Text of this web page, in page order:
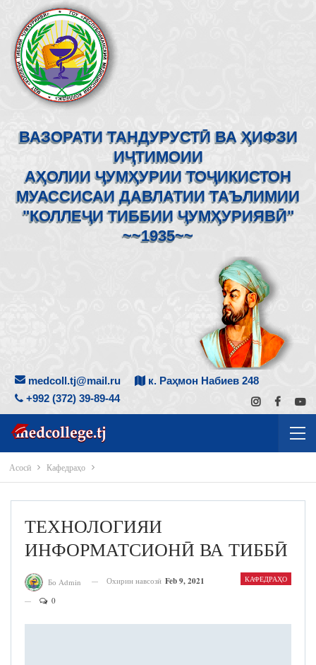
ВАЗОРАТИ ТАНДУРУСТӢ ВА ҲИФЗИ
ИҶТИМОИИ
АҲОЛИИ ҶУМҲУРИИ ТОҶИКИСТОН
МУАССИСАИ ДАВЛАТИИ ТАЪЛИМИИ
"КОЛЛЕҶИ ТИББИИ ҶУМҲУРИЯВӢ"
~~1935~~
medcoll.tj@mail.ru
к. Раҳмон Набиев 248
+992 (372) 39-89-44
Асосӣ Кафедраҳо
ТЕХНОЛОГИЯИ
ИНФОРМАТСИОНӢ ВА ТИББӢ
КАФЕДРАҲО
Бо Admin Охирин навсозӣ Feb 9, 2021
0